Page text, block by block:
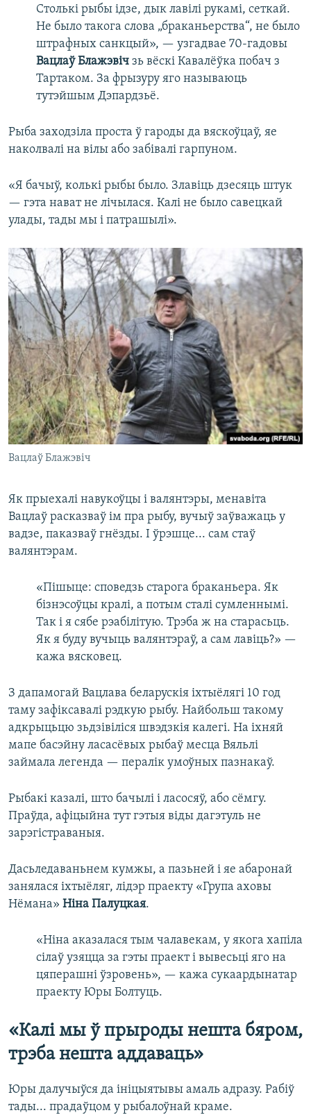
Столькі рыбы ідзе, дык лавілі рукамі, сеткай.
Не было такога слова „браканьерства“, не было
штрафных санкцый», — узгадвае 70-гадовы
Вацлаў Блажэвіч зь вёскі Кавалёўка побач з
Тартаком. За фрызуру яго называюць
тутэйшым Дэпардзьё.
Рыба заходзіла проста ў гароды да вяскоўцаў, яе
наколвалі на вілы або забівалі гарпуном.
«Я бачыў, колькі рыбы было. Злавіць дзесяць штук
— гэта нават не лічылася. Калі не было савецкай
улады, тады мы і патрашылі».
Вацлаў Блажэвіч
Як прыехалі навукоўцы і валянтэры, менавіта
Вацлаў расказваў ім пра рыбу, вучыў заўважаць у
вадзе, паказваў гнёзды. І ўрэшце... сам стаў
валянтэрам.
«Пішыце: споведзь старога браканьера. Як
бізнэсоўцы кралі, а потым сталі сумленнымі.
Так і я сябе рэабілітую. Трэба ж на старасьць.
Як я буду вучыць валянтэраў, а сам лавіць?» —
кажа вясковец.
З дапамогай Вацлава беларускія іхтыёлягі 10 год
таму зафіксавалі рэдкую рыбу. Найбольш такому
адкрыцьцю зьдзівіліся швэдзкія калегі. На іхняй
мапе басэйну ласасёвых рыбаў месца Вяльлі
займала легенда — пералік умоўных пазнакаў.
Рыбакі казалі, што бачылі і ласосяў, або сёмгу.
Праўда, афіцыйна тут гэтыя віды дагэтуль не
зарэгістраваныя.
Дасьледаваньнем кумжы, а пазьней і яе абаронай
занялася іхтыёляг, лідэр праекту «Група аховы
Нёмана» Ніна Палуцкая.
«Ніна аказалася тым чалавекам, у якога хапіла
сілаў узяцца за гэты праект і вывесьці яго на
цяперашні ўзровень», — кажа сукаардынатар
праекту Юры Болтуць.
«Калі мы ў прыроды нешта бяром,
трэба нешта аддаваць»
Юры далучыўся да ініцыятывы амаль адразу. Рабіў
тады... прадаўцом у рыбалоўнай краме.